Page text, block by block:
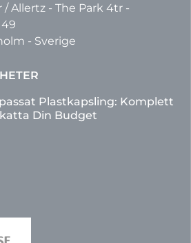
/ Allertz - The Park 4tr -
- Sverige
Plastkapsling: Komplett
Din Budget